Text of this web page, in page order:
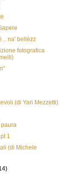
na' bellèzz
fotografica
(di Yari Mezzetti)
paura
1
(di Michele